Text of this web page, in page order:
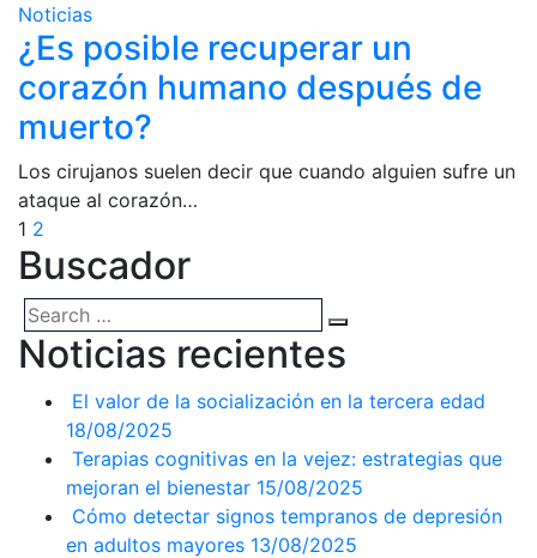
Noticias
¿Es posible recuperar un
corazón humano después de
muerto?
Los cirujanos suelen decir que cuando alguien sufre un
ataque al corazón…
1 2
Buscador
Noticias recientes
El valor de la socialización en la tercera edad
18/08/2025
Terapias cognitivas en la vejez: estrategias que
mejoran el bienestar 15/08/2025
Cómo detectar signos tempranos de depresión
en adultos mayores 13/08/2025